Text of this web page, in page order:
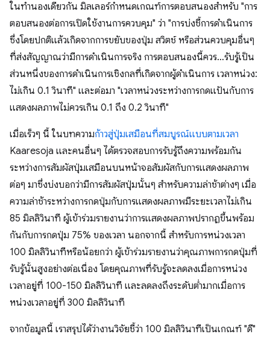
ในทำนองเดียวกัน มิลเลอร์กำหนดเกณฑ์การตอบสนองสำหรับ "การ
ตอบสนองต่อการเปิดใช้งานการควบคุม" ว่า "การบ่งชี้การดําเนินการ
ซึ่งโดยปกติแล้วเกิดจากการขยับของปุ่ม สวิตช์ หรือส่วนควบคุมอื่นๆ
ที่ส่งสัญญาณว่ามีการดําเนินการจริง การตอบสนองนี้ควร…รับรู้เป็น
ส่วนหนึ่งของการดําเนินการเชิงกลที่เกิดจากผู้ดําเนินการ เวลาหน่วง:
ไม่เกิน 0.1 วินาที" และต่อมา "เวลาหน่วงระหว่างการกดแป้นกับการ
แสดงผลภาพไม่ควรเกิน 0.1 ถึง 0.2 วินาที"
เมื่อเร็วๆ นี้ ในบทความก้าวสู่ปุ่มเสมือนที่สมบูรณ์แบบตามเวลา
Kaaresoja และคนอื่นๆ ได้ตรวจสอบการรับรู้ถึงความพร้อมกัน
ระหว่างการสัมผัสปุ่มเสมือนบนหน้าจอสัมผัสกับการแสดงผลภาพ
ต่อๆ มาซึ่งบ่งบอกว่ามีการสัมผัสปุ่มนั้นๆ สำหรับความล่าช้าต่างๆ เมื่อ
ความล่าช้าระหว่างการกดปุ่มกับการแสดงผลภาพมีระยะเวลาไม่เกิน
85 มิลลิวินาที ผู้เข้าร่วมรายงานว่าการแสดงผลภาพปรากฏขึ้นพร้อม
กันกับการกดปุ่ม 75% ของเวลา นอกจากนี้ สำหรับการหน่วงเวลา
100 มิลลิวินาทีหรือน้อยกว่า ผู้เข้าร่วมรายงานว่าคุณภาพการกดปุ่มที่
รับรู้นั้นสูงอย่างต่อเนื่อง โดยคุณภาพที่รับรู้จะลดลงเมื่อการหน่วง
เวลาอยู่ที่ 100-150 มิลลิวินาที และลดลงถึงระดับต่ำมากเมื่อการ
หน่วงเวลาอยู่ที่ 300 มิลลิวินาที
จากข้อมูลนี้ เราสรุปได้ว่างานวิจัยชี้ว่า 100 มิลลิวินาทีเป็นเกณฑ์ "ดี"